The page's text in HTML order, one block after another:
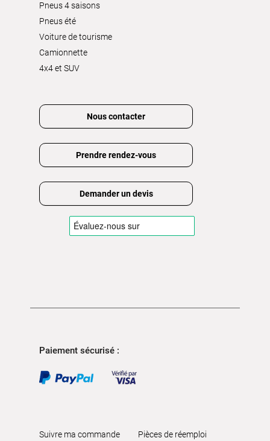
Pneus 4 saisons
Pneus été
Voiture de tourisme
Camionnette
4x4 et SUV
Nous contacter
Prendre rendez-vous
Demander un devis
Paiement sécurisé :
Suivre ma commande
Pièces de réemploi